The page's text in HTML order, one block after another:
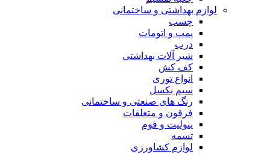
لوازم بهداشتی و ساختمانی
چسب
پمپ و اتومات
درب
شیر آلات بهداشتی
کف کش
انواع توری
سیم بکسل
رنگ های صنعتی و ساختمانی
فرقون و متعلقات
ینولیت و فوم
تسمه
لوازم کشاورزی